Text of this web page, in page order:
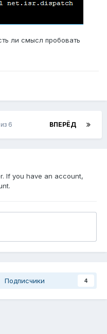
ли смысл пробовать
ВПЕРЁД
6
If you have an account,
Подписчики 4